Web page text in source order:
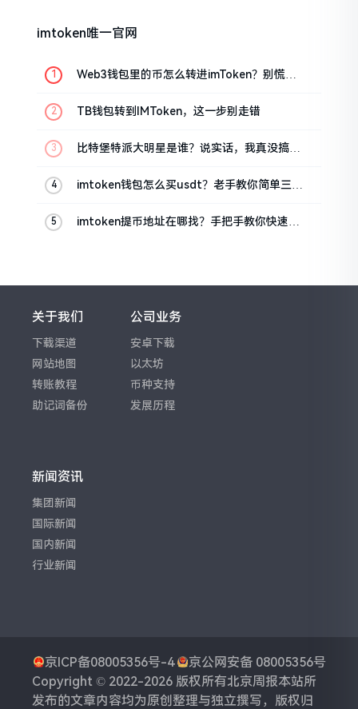
imtoken唯一官网
Web3钱包里的币怎么转进imToken？别慌，
TB钱包转到IMToken，这一步别走错
比特堡特派大明星是谁？说实话，我真没搞明
imtoken钱包怎么买usdt？老手教你简单三步
imtoken提币地址在哪找？手把手教你快速查
关于我们
下载渠道
网站地图
转账教程
助记词备份
公司业务
安卓下载
以太坊
币种支持
发展历程
新闻资讯
集团新闻
国际新闻
国内新闻
行业新闻
京ICP备08005356号-4
京公网安备 08005356号
Copyright © 2022-2026 版权所有北京周报本站所
发布的文章内容均为原创整理与独立撰写，版权归